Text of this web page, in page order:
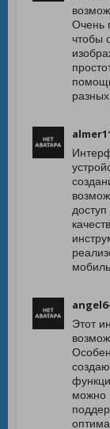
Очень
чтобы
разных
Этот
можно